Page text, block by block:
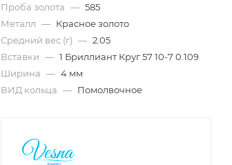
Проба золота — 585
Металл — Красное золото
Средний вес (г) — 2.05
Вставки — 1 Бриллиант Круг 57 10-7 0.109
Ширина — 4 мм
ВИД кольца — Помолвочное